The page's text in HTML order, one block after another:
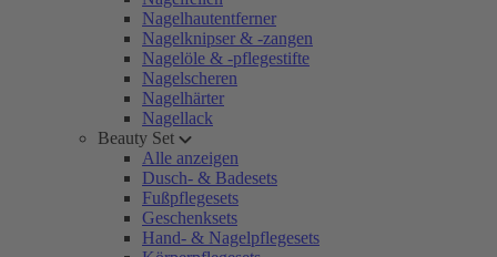
Nagelhautentferner
Nagelknipser & -zangen
Nagelöle & -pflegestifte
Nagelscheren
Nagelhärter
Nagellack
Beauty Set
Alle anzeigen
Dusch- & Badesets
Fußpflegesets
Geschenksets
Hand- & Nagelpflegesets